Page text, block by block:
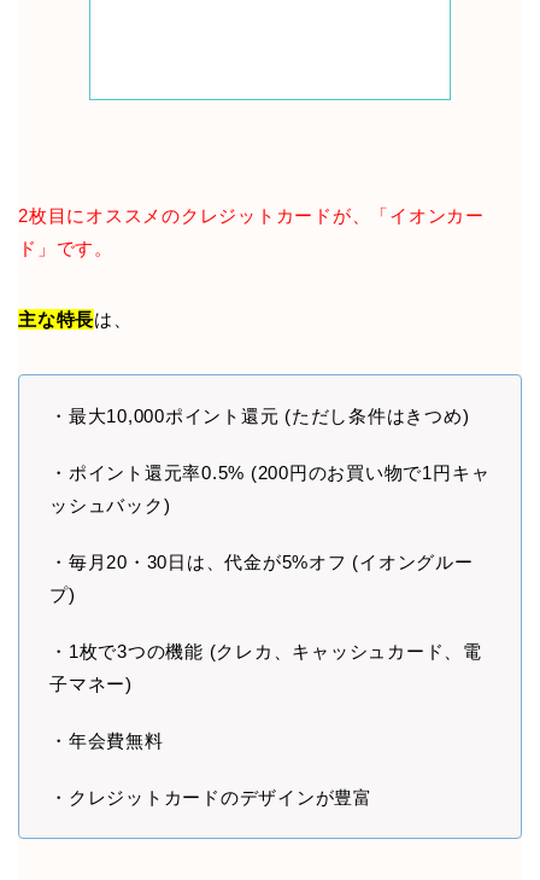
2枚目にオススメのクレジットカードが、「イオンカー
ド」です。
主な特長は、
・最大10,000ポイント還元 (ただし条件はきつめ)
・ポイント還元率0.5% (200円のお買い物で1円キャ
ッシュバック)
・毎月20・30日は、代金が5%オフ (イオングルー
プ)
・1枚で3つの機能 (クレカ、キャッシュカード、電
子マネー)
・年会費無料
・クレジットカードのデザインが豊富